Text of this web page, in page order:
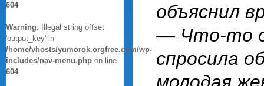
604
Warning: Illegal string offset
'output_key' in
/home/vhosts/yumorok.orgfree.com/wp-
includes/nav-menu.php on line
604
объяснил
— Что-то
спросила